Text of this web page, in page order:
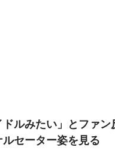
ドルみたい」とファン
セーター姿を見る